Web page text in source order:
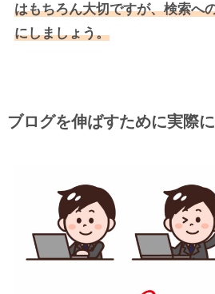
はもちろん大切ですが、検索へ
にしましょう。
ブログを伸ばすために実際